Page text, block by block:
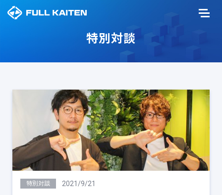
特別対談
特別対談 2021/9/21